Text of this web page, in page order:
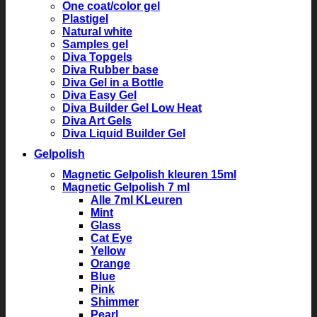
One coat/color gel
Plastigel
Natural white
Samples gel
Diva Topgels
Diva Rubber base
Diva Gel in a Bottle
Diva Easy Gel
Diva Builder Gel Low Heat
Diva Art Gels
Diva Liquid Builder Gel
Gelpolish
Magnetic Gelpolish kleuren 15ml
Magnetic Gelpolish 7 ml
Alle 7ml KLeuren
Mint
Glass
Cat Eye
Yellow
Orange
Blue
Pink
Shimmer
Pearl